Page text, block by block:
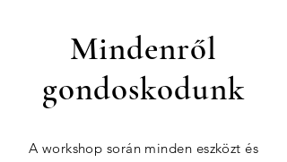
Mindenről
gondoskodunk
A workshop során minden eszközt és